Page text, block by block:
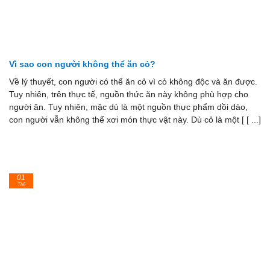
Vì sao con người không thể ăn cỏ?
Về lý thuyết, con người có thể ăn cỏ vì cỏ không độc và ăn được.
Tuy nhiên, trên thực tế, nguồn thức ăn này không phù hợp cho
người ăn. Tuy nhiên, mặc dù là một nguồn thực phẩm dồi dào,
con người vẫn không thể xơi món thực vật này. Dù cỏ là một [ [ ...]
01
Th6